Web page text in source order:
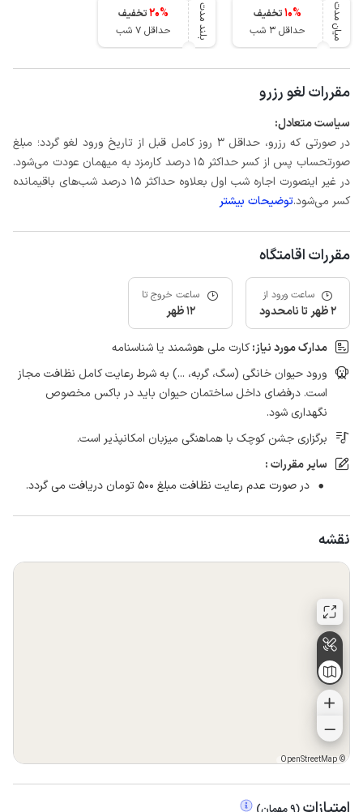
میان مدت 10%
تخفیف
حداقل 3 شب
بلند مدت 20%
تخفیف
حداقل 7 شب
مقررات لغو رزرو
سیاست متعادل:
در صورتی که رزرو، حداقل 3 روز کامل قبل از تاریخ ورود لغو گردد؛ مبلغ
صورتحساب پس از کسر حداکثر 15 درصد کارمزد به میهمان عودت می‌شود.
در غیر اینصورت اجاره شب اول بعلاوه حداکثر 15 درصد شب‌های باقیمانده
کسر می‌شود.توضیحات بیشتر
مقررات اقامتگاه
ساعت ورود از
2 ظهر تا نامحدود
ساعت خروج تا
12 ظهر
مدارک مورد نیاز:کارت ملی هوشمند یا شناسنامه
ورود حیوان خانگی (سگ، گربه، ...) به شرط رعایت کامل نظافت مجاز
است. درفضای داخل ساختمان حیوان باید در باکس مخصوص
نگهداری شود.
برگزاری جشن کوچک با هماهنگی میزبان امکانپذیر است.
سایر مقررات :
در صورت عدم رعایت نظافت مبلغ ۵۰۰ تومان دریافت می گردد.
نقشه
©
OpenStreetMap
(
9مهمان)